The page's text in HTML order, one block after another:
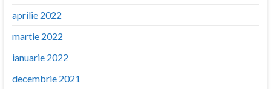
aprilie 2022
martie 2022
ianuarie 2022
decembrie 2021